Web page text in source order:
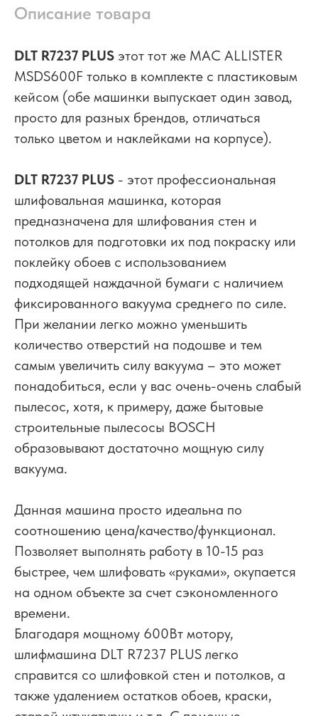
Описание товара
DLT R7237 PLUS этот тот же MAC ALLISTER
MSDS600F только в комплекте с пластиковым
кейсом (обе машинки выпускает один завод,
просто для разных брендов, отличаться
только цветом и наклейками на корпусе).
DLT R7237 PLUS - этот профессиональная
шлифовальная машинка, которая
предназначена для шлифования стен и
потолков для подготовки их под покраску или
поклейку обоев с использованием
подходящей наждачной бумаги с наличием
фиксированного вакуума среднего по силе.
При желании легко можно уменьшить
количество отверстий на подошве и тем
самым увеличить силу вакуума – это может
понадобиться, если у вас очень-очень слабый
пылесос, хотя, к примеру, даже бытовые
строительные пылесосы BOSCH
образовывают достаточно мощную силу
вакуума.
Данная машина просто идеальна по
соотношению цена/качество/функционал.
Позволяет выполнять работу в 10-15 раз
быстрее, чем шлифовать «руками», окупается
на одном объекте за счет сэкономленного
времени.
Благодаря мощному 600Вт мотору,
шлифмашина DLT R7237 PLUS легко
справится со шлифовкой стен и потолков, а
также удалением остатков обоев, краски,